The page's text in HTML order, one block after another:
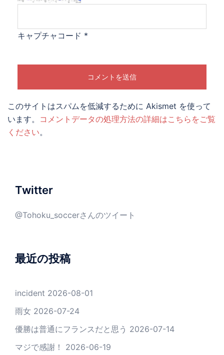
キャプチャコード *
このサイトはスパムを低減するために Akismet を使って
います。 コメントデータの処理方法の詳細はこちらをご覧
ください。
Twitter
@Tohoku_soccerさんのツイート
最近の投稿
incident 2026-08-01
雨女 2026-07-24
優勝は普通にフランスだと思う 2026-07-14
マジで感謝！
2026-06-19